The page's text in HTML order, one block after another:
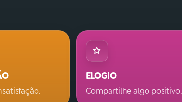
ELOGIO
Compartilhe algo positivo.